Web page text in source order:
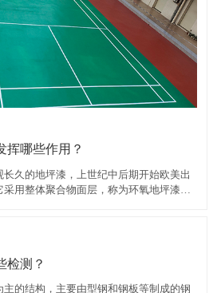
挥哪些作用？
久的地坪漆，上世纪中后期开始欧美出
用整体聚合物面层，称为环氧地坪漆，
亮泽度的，所以可以给人一种视觉
检测？
的结构，主要由型钢和钢板等制成的钢